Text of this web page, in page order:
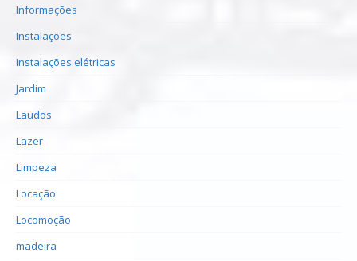
Informações
Instalações
Instalações elétricas
Jardim
Laudos
Lazer
Limpeza
Locação
Locomoção
madeira